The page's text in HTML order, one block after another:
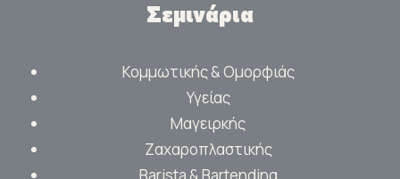
Σεμινάρια
Κομμωτικής & Ομορφιάς
Υγείας
Μαγειρκής
Ζαχαροπλαστικής